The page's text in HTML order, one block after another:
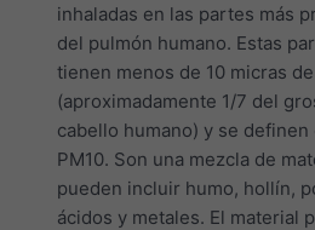
inhaladas en las partes más
del pulmón humano. Estas
tienen menos de 10 micras
(aproximadamente 1/7 del
cabello humano) y se definen
PM10. Son una mezcla de
pueden incluir humo, hollín,
ácidos y metales. El material